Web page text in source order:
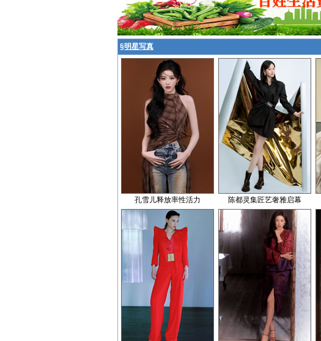
§明星写真
孔雪儿释放率性活力 陈都灵集匠艺奢雅启幕